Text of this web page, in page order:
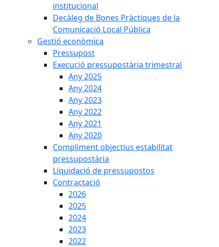
institucional
Decàleg de Bones Pràctiques de la
Comunicació Local Pública
Gestió econòmica
Pressupost
Execució pressupostària trimestral
Any 2025
Any 2024
Any 2023
Any 2022
Any 2021
Any 2020
Compliment objectius estabilitat
pressupostària
Liquidació de pressupostos
Contractació
2026
2025
2024
2023
2022